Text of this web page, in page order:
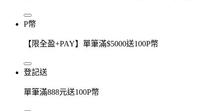
P幣
【限全盈+PAY】單筆滿$5000送100P幣
登記送
單筆滿888元送100P幣